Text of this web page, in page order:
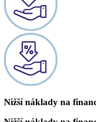
Nižší náklady na